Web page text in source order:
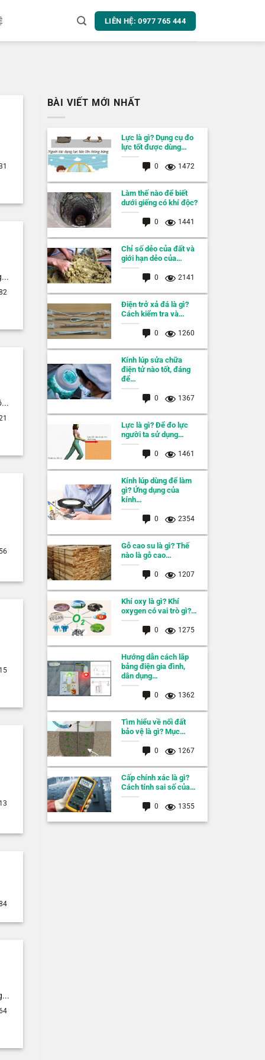
LIÊN HỆ: 0977 765 444
BÀI VIẾT MỚI NHẤT
Lực là gì? Dụng cụ đo
lực tốt được dùng…
0 1472
Làm thế nào để biết
dưới giếng có khí độc?
0 1441
Chỉ số dẻo của đất và
giới hạn dẻo của…
0 2141
Điện trở xả đá là gì?
Cách kiểm tra và…
0 1260
Kính lúp sửa chữa
điện tử nào tốt, đáng
để…
0 1367
Lực là gì? Để đo lực
người ta sử dụng…
0 1461
Kính lúp dùng để làm
gì? Ứng dụng của
kính…
0 2354
Gỗ cao su là gì? Thế
nào là gỗ cao…
0 1207
Khí oxy là gì? Khí
oxygen có vai trò gì?…
0 1275
Hướng dẫn cách lắp
bảng điện gia đình,
dân dụng…
0 1362
Tìm hiểu về nối đất
bảo vệ là gì? Mục…
0 1267
Cấp chính xác là gì?
Cách tính sai số của…
0 1355